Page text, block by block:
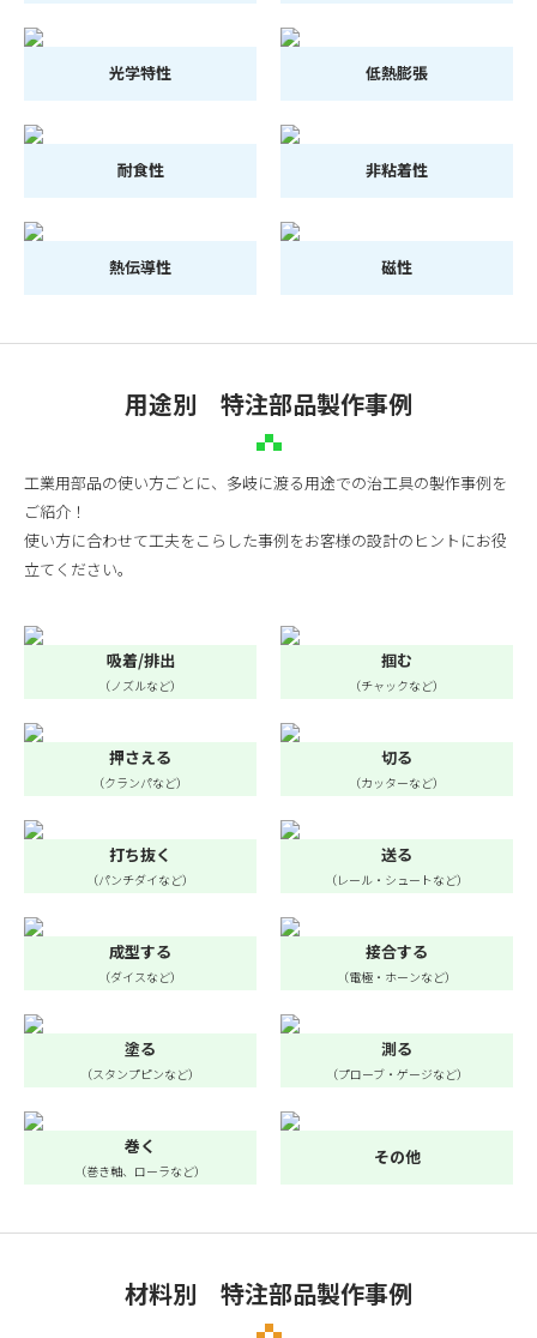
光学特性 低熱膨張
耐食性 非粘着性
熱伝導性 磁性
用途別 特注部品製作事例
工業用部品の使い方ごとに、多岐に渡る用途での治工具の製作事例を
ご紹介！
使い方に合わせて工夫をこらした事例をお客様の設計のヒントにお役
立てください。
吸着/排出
（ノズルなど）
掴む
（チャックなど）
押さえる
（クランパなど）
切る
（カッターなど）
打ち抜く
（パンチダイなど）
送る
（レール・シュートなど）
成型する
（ダイスなど）
接合する
（電極・ホーンなど）
塗る
（スタンプピンなど）
測る
（プローブ・ゲージなど）
巻く
（巻き軸、ローラなど）
その他
材料別 特注部品製作事例